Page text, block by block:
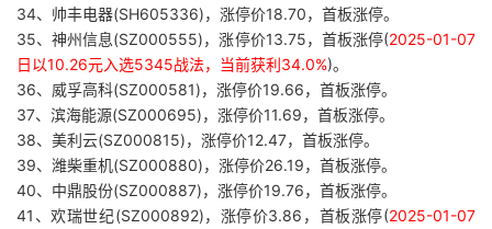
34、帅丰电器(SH605336)，涨停价18.70，首板涨停。
35、神州信息(SZ000555)，涨停价13.75，首板涨停(2025-01-07
日以10.26元入选5345战法，当前获利34.0%)。
36、威孚高科(SZ000581)，涨停价19.66，首板涨停。
37、滨海能源(SZ000695)，涨停价11.69，首板涨停。
38、美利云(SZ000815)，涨停价12.47，首板涨停。
39、潍柴重机(SZ000880)，涨停价26.19，首板涨停。
40、中鼎股份(SZ000887)，涨停价19.76，首板涨停。
41、欢瑞世纪(SZ000892)，涨停价3.86，首板涨停(2025-01-07